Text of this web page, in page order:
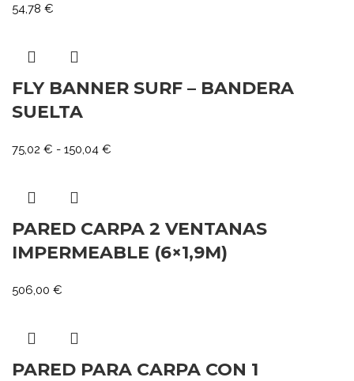
54,78 €
FLY BANNER SURF – BANDERA
SUELTA
75,02 € - 150,04 €
PARED CARPA 2 VENTANAS
IMPERMEABLE (6×1,9M)
506,00 €
PARED PARA CARPA CON 1